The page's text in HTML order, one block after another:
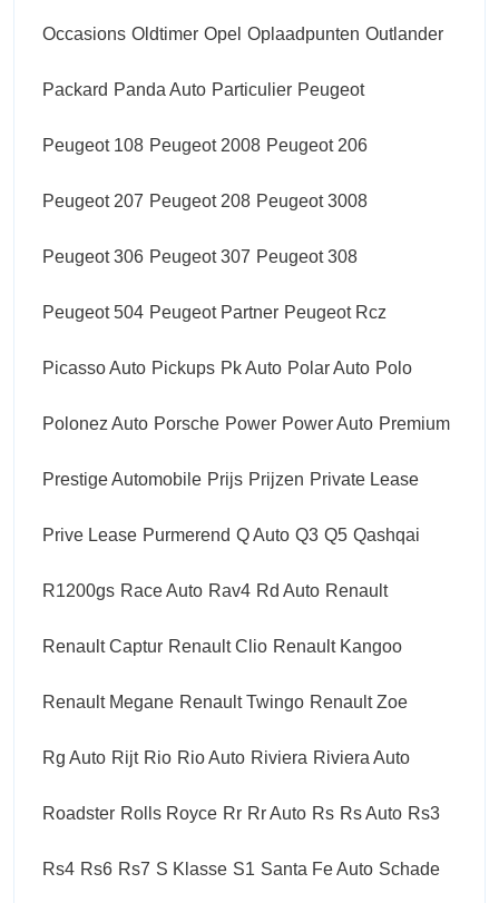
Occasions Oldtimer Opel Oplaadpunten Outlander
Packard Panda Auto Particulier Peugeot
Peugeot 108 Peugeot 2008 Peugeot 206
Peugeot 207 Peugeot 208 Peugeot 3008
Peugeot 306 Peugeot 307 Peugeot 308
Peugeot 504 Peugeot Partner Peugeot Rcz
Picasso Auto Pickups Pk Auto Polar Auto Polo
Polonez Auto Porsche Power Power Auto Premium
Prestige Automobile Prijs Prijzen Private Lease
Prive Lease Purmerend Q Auto Q3 Q5 Qashqai
R1200gs Race Auto Rav4 Rd Auto Renault
Renault Captur Renault Clio Renault Kangoo
Renault Megane Renault Twingo Renault Zoe
Rg Auto Rijt Rio Rio Auto Riviera Riviera Auto
Roadster Rolls Royce Rr Rr Auto Rs Rs Auto Rs3
Rs4 Rs6 Rs7 S Klasse S1 Santa Fe Auto Schade